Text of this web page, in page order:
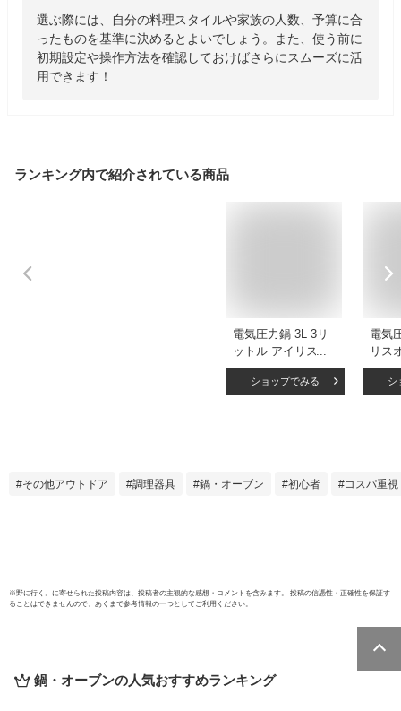
選ぶ際には、自分の料理スタイルや家族の人数、予算に合
ったものを基準に決めるとよいでしょう。また、使う前に
初期設定や操作方法を確認しておけばさらにスムーズに活
用できます！
ランキング内で紹介されている商品
電気圧力鍋 3L 3リ
ットル アイリスオ
ーヤマ 1台7役 圧力
調理 圧力鍋 電気鍋
PMPC-REMA3
ショップでみる
電気
リス
量 炊
玄米
調理
シ
その他アウトドア 調理器具 鍋・オーブン 初心者 コスパ重視
※野に行く。 に寄せられた投稿内容は、投稿者の主観的な感想・コメントを含みます。 投稿の信憑性・正確性を保証す
ることはできませんので、あくまで参考情報の一つとしてご利用ください。
鍋・オーブンの人気おすすめランキング